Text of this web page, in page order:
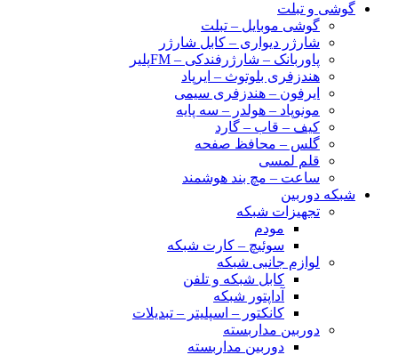
گوشی و تبلت
گوشی موبایل – تبلت
شارژر دیواری – کابل شارژر
پاوربانک – شارژرفندکی – FMپلیر
هندزفری بلوتوث – ایرپاد
ایرفون – هندزفری سیمی
مونوپاد – هولدر – سه پایه
کیف – قاب – گارد
گلس – محافظ صفحه
قلم لمسی
ساعت – مچ بند هوشمند
شبکه دوربین
تجهیزات شبکه
مودم
سوئیچ – کارت شبکه
لوازم جانبی شبکه
کابل شبکه و تلفن
آداپتور شبکه
کانکتور – اسپلیتر – تبدیلات
دوربین مداربسته
دوربین مداربسته